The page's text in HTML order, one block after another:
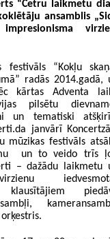
“Četru laikmetu
ansamblis
festivāls “Kokļu
radās 2014.gadā,
kārtas Adventa
pilsētu
un tematiski
janvārī
mūzikas festivāls
un to veido trīs
– dažādu laikmetu
klausītājiem